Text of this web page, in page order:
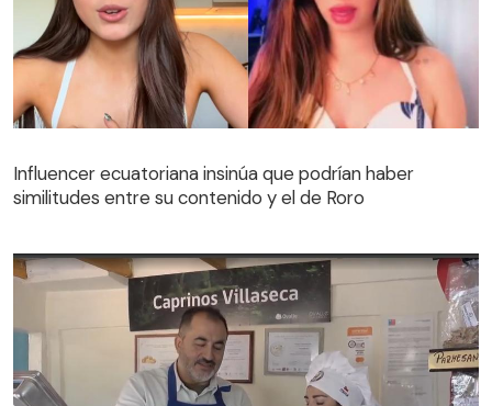
Influencer ecuatoriana insinúa que podrían haber
similitudes entre su contenido y el de Roro